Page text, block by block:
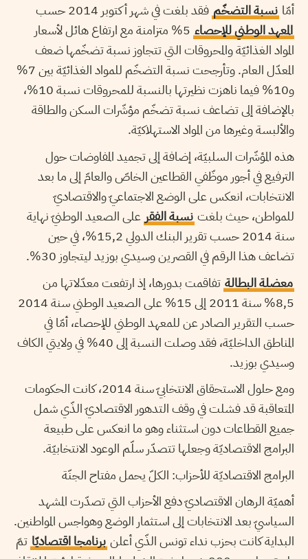
أمّا نسبة التضخّم فقد بلغت في شهر أكتوبر 2014 حسب
المعهد الوطني للإحصاء
5% متزامنة مع ارتفاع هائل لأسعار
المواد الغذائيّة والمحروقات التي تتجاوز نسبة تضخّمها ضعف
المعدّل العام. وتأرجحت نسبة التضخّم للمواد الغذائيّة بين 7%
و10% فيما ناهزت نظيرتها بالنسبة للمحروقات نسبة 10%،
بالإضافة إلى تضاعف نسبة تضخّم مؤشّرات السكن والطاقة
والألبسة وغيرها من المواد الاستهلاكيّة.
هذه المؤشّرات السلبيّة، إضافة إلى تجميد المفاوضات حول
الترفيع في أجور موظّفي القطاعين الخاصّ والعامّ إلى ما بعد
الانتخابات، انعكس على الوضع الاجتماعيّ والاقتصاديّ
للمواطن، حيث بلغت نسبة الفقر على الصعيد الوطنيّ نهاية
سنة 2014 حسب تقرير البنك الدولي 15,2%، في حين
تضاعف هذا الرقم في القصرين وسيدي بوزيد ليتجاوز 30%.
معضلة البطالة تفاقمت بدورها، إذ ارتفعت معدّلاتها من
8,5% سنة 2011 إلى 15% على الصعيد الوطني سنة 2014
حسب التقرير الصادر عن للمعهد الوطني للإحصاء، أمّا في
المناطق الداخليّة، فقد وصلت النسبة إلى 40% في ولايتي الكاف
وسيدي بوزيد.
ومع حلول الاستحقاق الانتخابيّ سنة 2014، كانت الحكومات
المتعاقبة قد فشلت في وقف التدهور الاقتصاديّ الذّي شمل
جميع القطاعات دون استثناء وهو ما انعكس على طبيعة
البرامج الاقتصاديّة وجعلها تتصدّر سلّم الوعود الانتخابيّة.
البرامج الاقتصاديّة للأحزاب: الكلّ يحمل مفتاح الجنّة
أهميّة الرهان الاقتصاديّ دفع الأحزاب التي تصدّرت المشهد
السياسيّ بعد الانتخابات إلى استثمار الوضع وهواجس المواطنين.
البداية كانت بحزب نداء تونس الذّي أعلن برنامجا اقتصاديّا تمّ